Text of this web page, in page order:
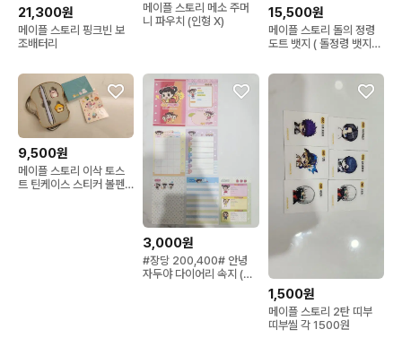
21,300원
메이플 스토리 핑크빈 보
조배터리
메이플 스토리 메소 주머
니 파우치 (인형 X)
15,500원
메이플 스토리 돌의 정령
도트 뱃지 ( 돌정령 뱃지만
9,500원
메이플 스토리 이삭 토스
트 틴케이스 스티커 볼펜
3,000원
#장당 200,400# 안녕
자두야 다이어리 속지 (개
1,500원
메이플 스토리 2탄 띠부
띠부씰 각 1500원